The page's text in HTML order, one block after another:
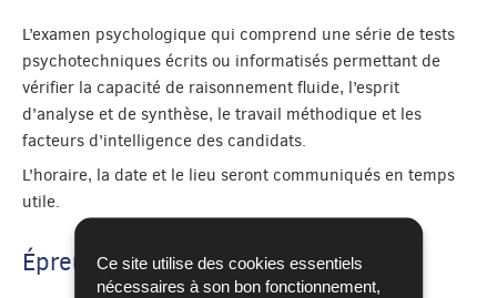
Ce site utilise des cookies essentiels
nécessaires à son bon fonctionnement,
L’examen psychologique qui comprend une série de tests
psychotechniques écrits ou informatisés permettant de
vérifier la capacité de raisonnement fluide, l’esprit
d’analyse et de synthèse, le travail méthodique et les
facteurs d’intelligence des candidats.
L'horaire, la date et le lieu seront communiqués en temps
utile.
Épreuve spéciale – Examen sportif